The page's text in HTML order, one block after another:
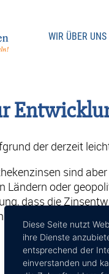
WIR ÜBER UNS
der derzeit
sind
Ländern oder
dass die
durch einen
Diese Seite nutzt
ihre Dienste
entsprechend der
einverstanden und